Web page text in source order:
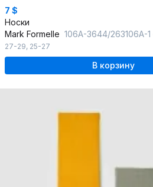
7 $
Носки
Mark Formelle 106A-3644/263106A-1
27-29, 25-27
В корзину